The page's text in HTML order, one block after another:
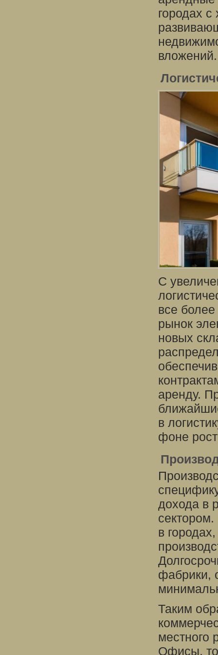
городах
вложений.
С
все
рынок
новых
аренду.
в
фоне
дохода в
в
фабрики,
Таким
местного
Офисы,